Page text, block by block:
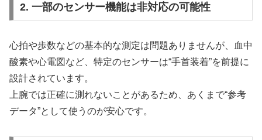
2. 一部のセンサー機能は非対応の可能性
心拍や歩数などの基本的な測定は問題ありませんが、血中
酸素や心電図など、特定のセンサーは“手首装着”を前提に
設計されています。
上腕では正確に測れないことがあるため、あくまで“参考
データ”として使うのが安心です。